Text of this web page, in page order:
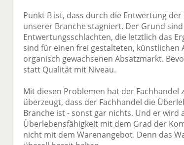
Punkt B ist, dass durch die Entwertung
unserer Branche stagniert. Der Grund
Entwertungsschlachten, die letztlich das
sind für einen frei gestalteten, künstlichen
organisch gewachsenen Absatzmarkt.
statt Qualität mit Niveau.
Mit diesen Problemen hat der Fachhandel
überzeugt, dass der Fachhandel die
Branche ist - sonst gar nichts. Und er wird
Überlebensfähigkeit mit dem Grad der
nicht mit dem Warenangebot. Denn das